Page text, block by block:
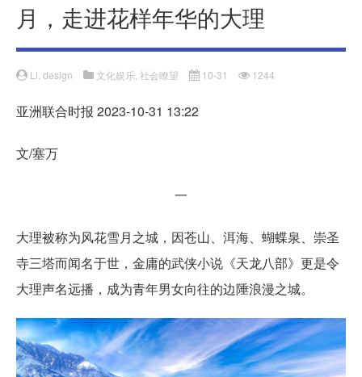
月，走进花样年华的大理
Li, design 文化娱乐 社会瞭望 10-31 1244
亚洲联合时报 2023-10-31 13:22
文/塞万
一
大理被称为风花雪月之城，因苍山、洱海、蝴蝶泉、崇圣
寺三塔而闻名于世，金庸的武侠小说《天龙八部》更是令
大理声名远播，成为青年男女向往的边陲浪漫之城。